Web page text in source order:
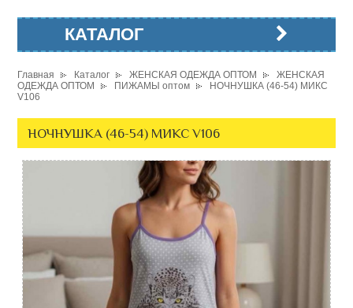
КАТАЛОГ
Главная Каталог ЖЕНСКАЯ ОДЕЖДА ОПТОМ
ЖЕНСКАЯ
ОДЕЖДА ОПТОМ
ПИЖАМЫ оптом
НОЧНУШКА (46-54) МИКС
V106
НОЧНУШКА (46-54) МИКС V106